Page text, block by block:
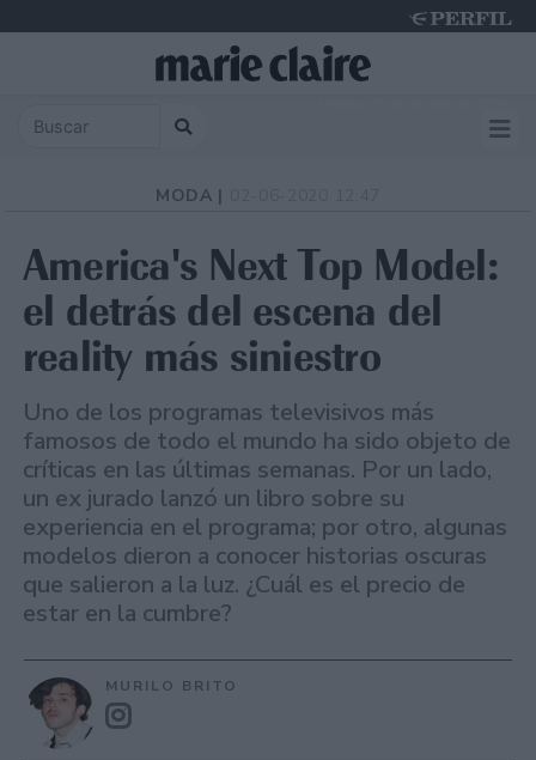
MODA |
America's Next Top Model:
el detrás del escena del
reality más siniestro
Uno de los programas televisivos más
famosos de todo el mundo ha sido objeto de
críticas en las últimas semanas. Por un lado,
un ex jurado lanzó un libro sobre su
experiencia en el programa; por otro, algunas
modelos dieron a conocer historias oscuras
que salieron a la luz. ¿Cuál es el precio de
estar en la cumbre?
MURILO BRITO